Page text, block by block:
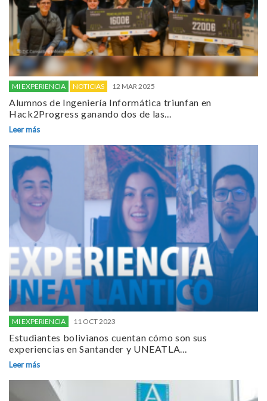
MI EXPERIENCIA NOTICIAS 12 MAR 2025
Alumnos de Ingeniería Informática triunfan en
Hack2Progress ganando dos de las...
Leer más
MI EXPERIENCIA 11 OCT 2023
Estudiantes bolivianos cuentan cómo son sus
experiencias en Santander y UNEATLA...
Leer más